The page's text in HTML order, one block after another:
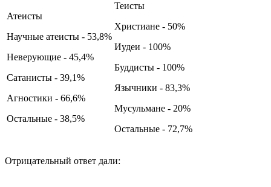
Атеисты
Научные атеисты - 53,8%
Неверующие - 45,4%
Сатанисты - 39,1%
Агностики - 66,6%
Остальные - 38,5%
Теисты
Христиане - 50%
Иудеи - 100%
Буддисты - 100%
Язычники - 83,3%
Мусульмане - 20%
Остальные - 72,7%
Отрицательный ответ дали: